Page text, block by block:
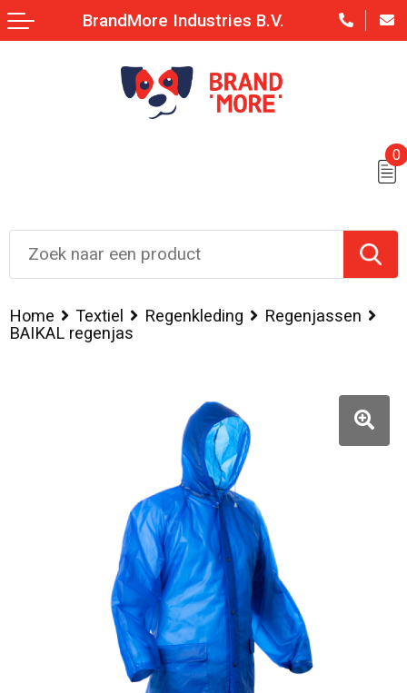
0
BrandMore Industries B.V.
Home Textiel Regenkleding
Regenjassen
BAIKAL regenjas